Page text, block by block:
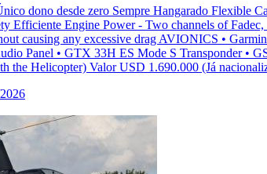
dono desde zero Sempre Hangarado Flexible
Efficiente Engine Power - Two channels of
causing any excessive drag AVIONICS •
Panel • GTX 33H ES Mode S Transponder •
Helicopter) Valor USD 1.690.000 (Já